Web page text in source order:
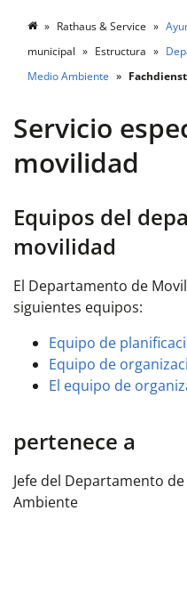
Rathaus & Service
municipal
Estructura
Medio Ambiente
Servicio
movilidad
Equipos del
movilidad
El Departamento de
siguientes equipos:
Equipo de
Equipo de
El equipo de
pertenece a
Jefe del Departamento
Ambiente